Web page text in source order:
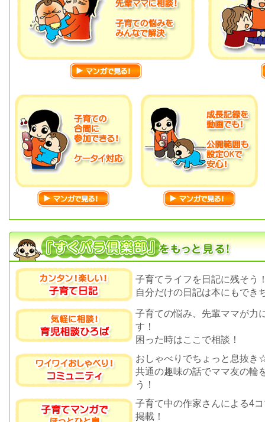
子育てライフを日記に残そう
自分だけの日記は本にもでき
子育ての悩み、先輩ママが力
す！
困った時はここで相談！
おしゃべりでちょっと息抜き
共通の趣味の話でママ友の輪
う！
子育て中の作家さんによる4
掲載！